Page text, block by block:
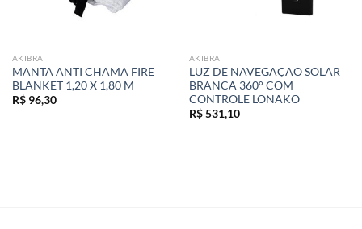
AKIBRA
MANTA ANTI CHAMA FIRE
BLANKET 1,20 X 1,80 M
R$96,30
AKIBRA
LUZ DE NAVEGAÇAO SOLAR
BRANCA 360° COM
CONTROLE LONAKO
R$531,10